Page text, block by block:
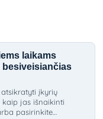
laikams
įkyrių
kaip jas išnaikinti
pasirinkite